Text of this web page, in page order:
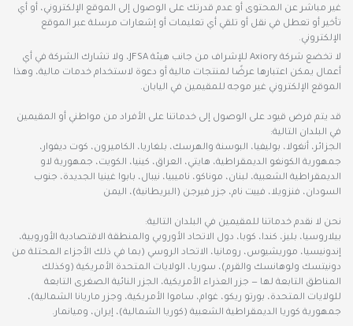
غير مباشر عن المحتوى أو عدم قدرتك على الوصول إلى الموقع الإلكتروني، أو أي
تأخير أو تعطل في نقل أو تلقي أي تعليمات أو إشعارات مرسلة عبر الموقع
الإلكتروني.
لا تخضع شركة Axiory للإشراف من جانب هيئة JFSA، ولا تشارك الشركة في أي
أعمال يمكن اعتبارها عرضًا لمنتجات مالية أو دعوة لاستخدام خدمات مالية، وهذا
الموقع الإلكتروني غير موجه للمقيمين في اليابان.
قد يتم فرض قيود على الوصول إلى خدماتنا على الأفراد من مواطني أو المقيمين
في البلدان التالية:
الجزائر، أنغولا، بوليفيا، البوسنة والهرسك، بلغاريا، الكاميرون، كوت ديفوار،
جمهورية الكونغو الديمقراطية، هايتي، العراق، كينيا، الكويت، جمهورية لاو
الديمقراطية الشعبية، لبنان، موناكو، ناميبيا، نيبال، بابوا غينيا الجديدة، جنوب
السودان، فنزويلا، فييت نام، جزر فيرجن (البريطانية)، اليمن
نحن لا نقدم خدماتنا للمقيمين في البلدان التالية:
بيلاروسيا، بليز، كندا، كوبا، دول الاتحاد الأوروبي والمنطقة الاقتصادية الأوروبية،
إندونيسيا، موريشيوس، رومانيا، الاتحاد الروسي (بما في ذلك الأجزاء المحتلة من
دونيتسك ولوهانسك والقرم)، سوريا، الولايات المتحدة الأمريكية (وكذلك
المناطق التابعة لها — جزر العذراء الأمريكية، الجزر النائية الصغرى التابعة
للولايات المتحدة، بورتو ريكو، غوام، ساموا الأمريكية، وجزر ماريانا الشمالية)،
جمهورية كوريا الديمقراطية الشعبية (كوريا الشمالية)، إيران، وميانمار.